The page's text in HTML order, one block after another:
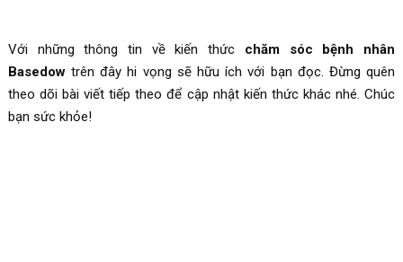
Với những thông tin về kiến thức chăm sóc bệnh nhân
Basedowtrên đây hi vọng sẽ hữu ích với bạn đọc. Đừng quên
theo dõi bài viết tiếp theo để cập nhật kiến thức khác nhé. Chúc
bạn sức khỏe!